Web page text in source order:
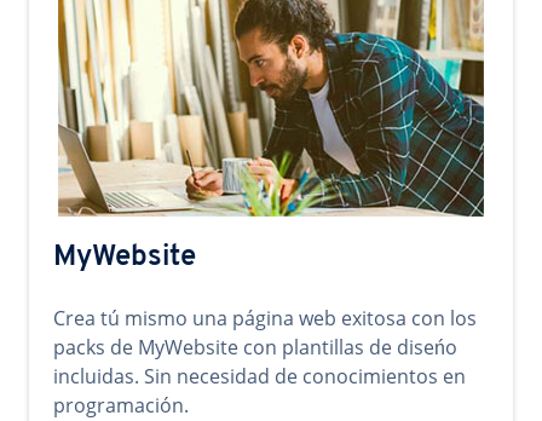
MyWebsite
Crea tú mismo una página web exitosa con los
packs de MyWebsite con plantillas de diseńo
incluidas. Sin necesidad de conocimientos en
programación.